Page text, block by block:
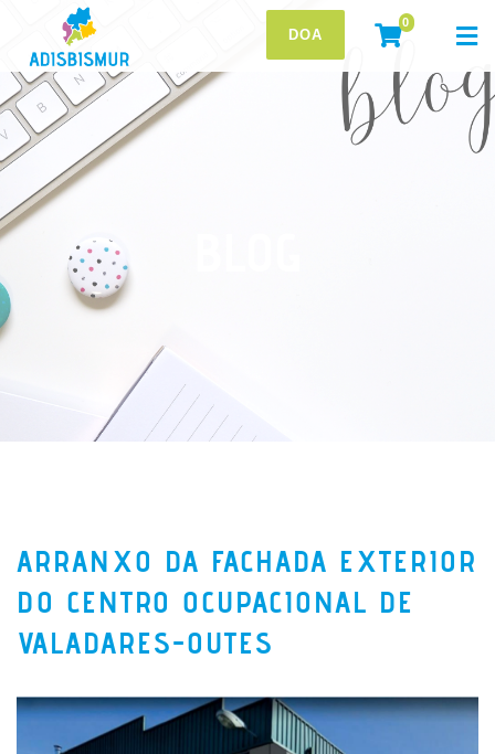
DOA
0
ARRANXO DA FACHADA EXTERIOR
DO CENTRO OCUPACIONAL DE
VALADARES-OUTES